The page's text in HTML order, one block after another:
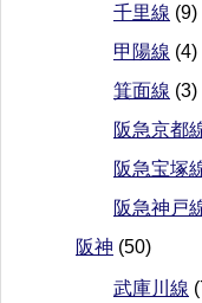
千里線 (9)
甲陽線 (4)
箕面線 (3)
阪急京都
阪急宝塚
阪急神戸
阪神 (50)
武庫川線